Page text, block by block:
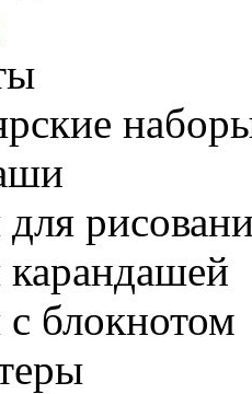
блокнотом